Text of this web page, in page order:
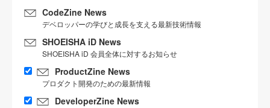
CodeZine News
デベロッパーの学びと成長を支える最新技術情報
SHOEISHA iD News
SHOEISHA iD 会員全体に対するお知らせ
ProductZine News
プロダクト開発のための最新情報
DeveloperZine News